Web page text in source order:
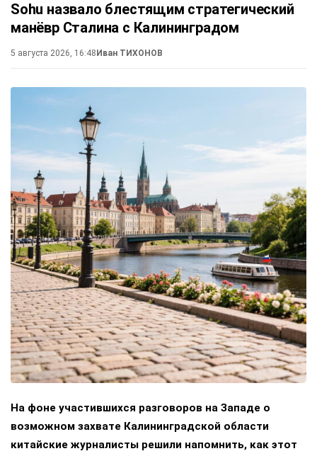
Sohu назвало блестящим стратегический
манёвр Сталина с Калининградом
5 августа 2026, 16:48 Иван ТИХОНОВ
На фоне участившихся разговоров на Западе о
возможном захвате Калининградской области
китайские журналисты решили напомнить, как этот